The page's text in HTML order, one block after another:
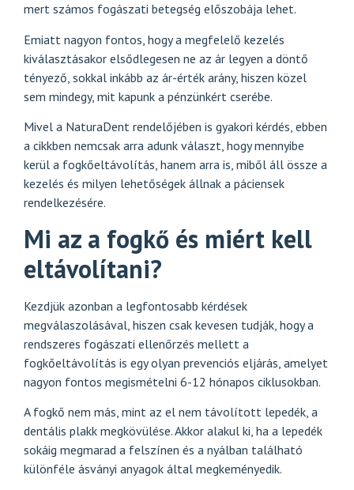
mert számos fogászati betegség előszobája lehet.
Emiatt nagyon fontos, hogy a megfelelő kezelés
kiválasztásakor elsődlegesen ne az ár legyen a döntő
tényező, sokkal inkább az ár-érték arány, hiszen közel
sem mindegy, mit kapunk a pénzünkért cserébe.
Mivel a NaturaDent rendelőjében is gyakori kérdés, ebben
a cikkben nemcsak arra adunk választ, hogy mennyibe
kerül a fogkőeltávolítás, hanem arra is, miből áll össze a
kezelés és milyen lehetőségek állnak a páciensek
rendelkezésére.
Mi az a fogkő és miért kell
eltávolítani?
Kezdjük azonban a legfontosabb kérdések
megválaszolásával, hiszen csak kevesen tudják, hogy a
rendszeres fogászati ellenőrzés mellett a
fogkőeltávolítás is egy olyan prevenciós eljárás, amelyet
nagyon fontos megismételni 6-12 hónapos ciklusokban.
A fogkő nem más, mint az el nem távolított lepedék, a
dentális plakk megkövülése. Akkor alakul ki, ha a lepedék
sokáig megmarad a felszínen és a nyálban található
különféle ásványi anyagok által megkeményedik.